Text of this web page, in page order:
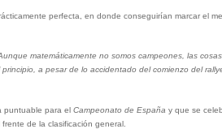
perfecta, en donde conseguirían marcar el
matemáticamente no somos campeones, las
a pesar de lo accidentado del comienzo del
puntuable para el Campeonato de España y que se
de la clasificación general.